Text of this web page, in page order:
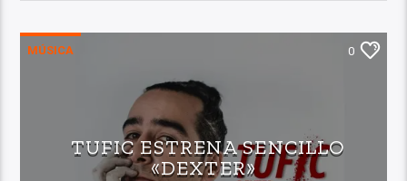
MÚSICA 0
TUFIC ESTRENA SENCILLO
«DEXTER»